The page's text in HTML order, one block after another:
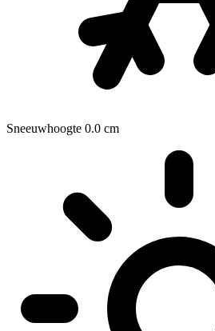
Sneeuwhoogte 0.0 cm